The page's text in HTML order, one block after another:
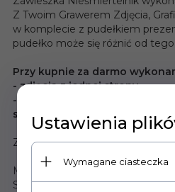
Z Twoim Grawerem Zdjęcia,
w komplecie z pudełkiem
pudełko może się różnić od
Przy kupnie za darmo
- zdjęcia z jednej strony,
- tekstu do 50 znaków lub
strony.
Zawieszka wykonana jest ze
Materiał:
Srebro próby 0,925
Ustawienia
Wymagane ciasteczka